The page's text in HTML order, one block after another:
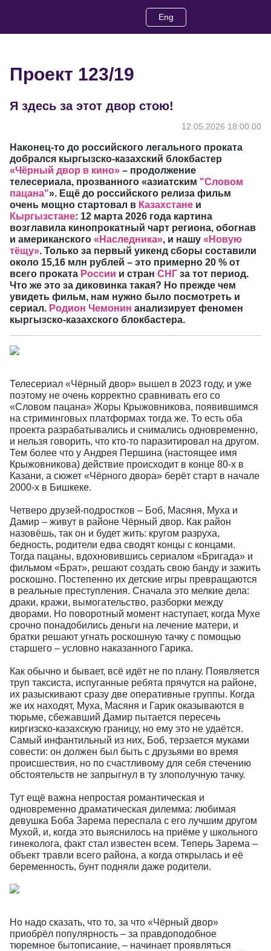
Eng
Проект 123/19
Я здесь за этот двор стою!
12.05.2026 18:00:00
Наконец-то до российского легального проката
добрался кыргызско-казахский блокбастер
«Чёрный двор в кино» – продолжение
телесериала, прозванного «азиатским "Словом
пацана"». Ещё до российского релиза фильм
очень мощно стартовал в Казахстане и
Кыргызстане: 12 марта 2026 года картина
возглавила кинопрокатный чарт региона, обогнав
и американского «Наследника», и нашу «Новую
тёщу». Только за первый уикенд сборы составили
около 15,16 млн рублей – это примерно 20 % от
всего проката России и стран СНГ за тот период.
Что же это за диковинка такая? Но прежде чем
увидеть фильм, нам нужно было посмотреть и
сериал. Родион Чемонин анализирует феномен
кыргызско-казахского блокбастера.
Телесериал «Чёрный двор» вышел в 2023 году, и уже
поэтому не очень корректно сравнивать его со
«Словом пацана» Жоры Крыжовникова, появившимся
на стриминговых платформах тогда же. То есть оба
проекта разрабатывались и снимались одновременно,
и нельзя говорить, что кто-то паразитировал на другом.
Тем более что у Андрея Першина (настоящее имя
Крыжовникова) действие происходит в конце 80-х в
Казани, а сюжет «Чёрного двора» берёт старт в начале
2000-х в Бишкеке.
Четверо друзей-подростков – Боб, Масяня, Муха и
Дамир – живут в районе Чёрный двор. Как район
назовёшь, так он и будет жить: кругом разруха,
бедность, родители едва сводят концы с концами.
Тогда пацаны, вдохновившись сериалом «Бригада» и
фильмом «Брат», решают создать свою банду и зажить
роскошно. Постепенно их детские игры превращаются
в реальные преступления. Сначала это мелкие дела:
драки, кражи, вымогательство, разборки между
дворами. Но поворотный момент наступает, когда Мухе
срочно понадобились деньги на лечение матери, и
братки решают угнать роскошную тачку с помощью
старшего – условно наказанного Гарика.
Как обычно и бывает, всё идёт не по плану. Появляется
труп таксиста, испуганные ребята прячутся на районе,
их разыскивают сразу две оперативные группы. Когда
же их находят, Муха, Масяня и Гарик оказываются в
тюрьме, сбежавший Дамир пытается пересечь
киргизско-казахскую границу, но ему это не удаётся.
Самый инфантильный из них, Боб, терзается муками
совести: он должен был быть с друзьями во время
происшествия, но по счастливому для себя стечению
обстоятельств не запрыгнул в ту злополучную тачку.
Тут ещё важна непростая романтическая и
одновременно драматическая дилемма: любимая
девушка Боба Зарема переспала с его лучшим другом
Мухой, и, когда это выяснилось на приёме у школьного
гинеколога, факт стал известен всем. Теперь Зарема –
объект травли всего района, а когда открылась и её
беременность, бунт подняли даже родители.
Но надо сказать, что то, за что «Чёрный двор»
приобрёл популярность – за правдоподобное
тюремное бытописание, – начинает проявляться